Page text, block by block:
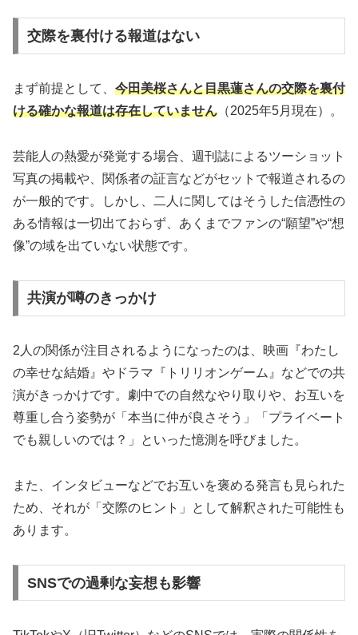
交際を裏付ける報道はない
まず前提として、 今田美桜さんと目黒蓮さんの交際を裏付
ける確かな報道は存在していません （2025年5月現在）。
芸能人の熱愛が発覚する場合、週刊誌によるツーショット
写真の掲載や、関係者の証言などがセットで報道されるの
が一般的です。しかし、二人に関してはそうした信憑性の
ある情報は一切出ておらず、あくまでファンの“願望”や“想
像”の域を出ていない状態です。
共演が噂のきっかけ
2人の関係が注目されるようになったのは、映画『わたし
の幸せな結婚』やドラマ『トリリオンゲーム』などでの共
演がきっかけです。劇中での自然なやり取りや、お互いを
尊重し合う姿勢が「本当に仲が良さそう」「プライベート
でも親しいのでは？」といった憶測を呼びました。
また、インタビューなどでお互いを褒める発言も見られた
ため、それが「交際のヒント」として解釈された可能性も
あります。
SNSでの過剰な妄想も影響